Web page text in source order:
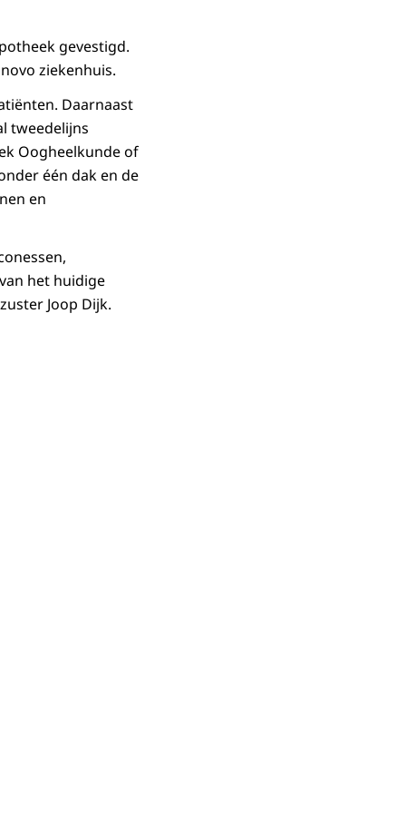
gevestigd.
ziekenhuis.
Daarnaast
tweedelijns
Oogheelkunde of
één dak en de
en
het huidige
Joop Dijk.